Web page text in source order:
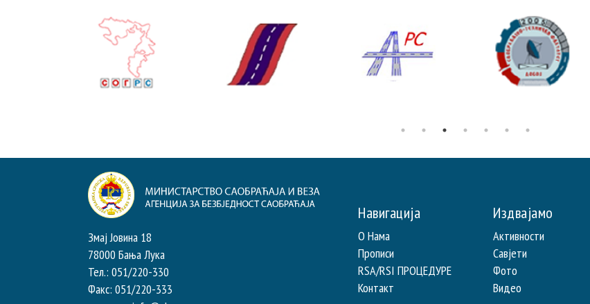
Змај Јовина 18
78000 Бања Лука
Тел.: 051/220-330
Факс: 051/220-333
Навигација
О Нама
Прописи
RSA/RSI ПРОЦЕДУРЕ
Контакт
Издвајамо
Активности
Савјети
Фото
Видео